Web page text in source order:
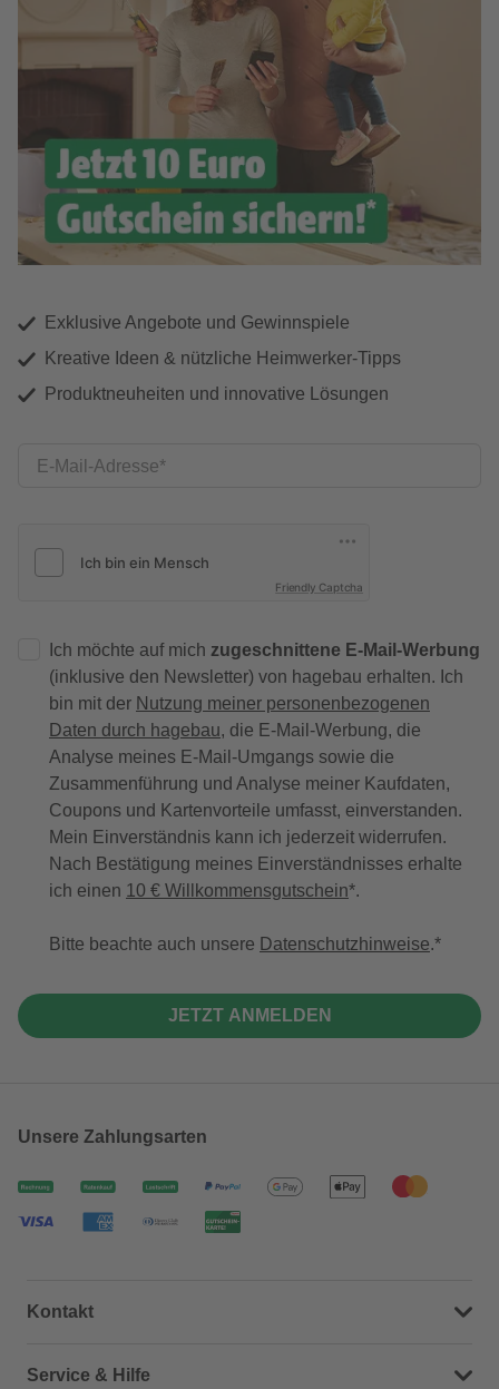
Exklusive Angebote und Gewinnspiele
Kreative Ideen & nützliche Heimwerker-Tipps
Produktneuheiten und innovative Lösungen
E-Mail-Adresse
Friendly Captcha
Ich möchte auf mich zugeschnittene E-Mail-Werbung
(inklusive den Newsletter) von hagebau erhalten. Ich
bin mit der Nutzung meiner personenbezogenen
Daten durch hagebau, die E-Mail-Werbung, die
Analyse meines E-Mail-Umgangs sowie die
Zusammenführung und Analyse meiner Kaufdaten,
Coupons und Kartenvorteile umfasst, einverstanden.
Mein Einverständnis kann ich jederzeit widerrufen.
Nach Bestätigung meines Einverständnisses erhalte
ich einen 10 € Willkommensgutschein*.
Bitte beachte auch unsere Datenschutzhinweise.
JETZT ANMELDEN
Unsere Zahlungsarten
Kontakt
Dein Kontakt zu uns
Service & Hilfe